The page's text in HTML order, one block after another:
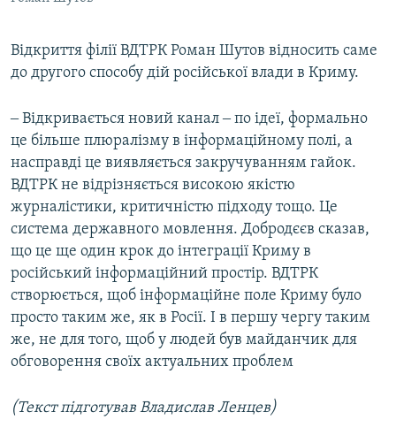
​Відкриття філії ВДТРК Роман Шутов відносить саме
до другого способу дій російської влади в Криму.
‒ Відкривається новий канал ‒ по ідеї, формально
це більше плюралізму в інформаційному полі, а
насправді це виявляється закручуванням гайок.
ВДТРК не відрізняється високою якістю
журналістики, критичністю підходу тощо. Це
система державного мовлення. Добродєєв сказав,
що це ще один крок до інтеграції Криму в
російський інформаційний простір. ВДТРК
створюється, щоб інформаційне поле Криму було
просто таким же, як в Росії. І в першу чергу таким
же, не для того, щоб у людей був майданчик для
обговорення своїх актуальних проблем
(Текст підготував Владислав Ленцев)